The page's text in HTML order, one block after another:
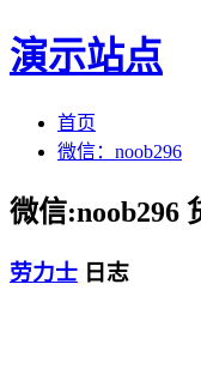
演示站点
首页
微信：noob296
微信:noob296
劳力士 日志